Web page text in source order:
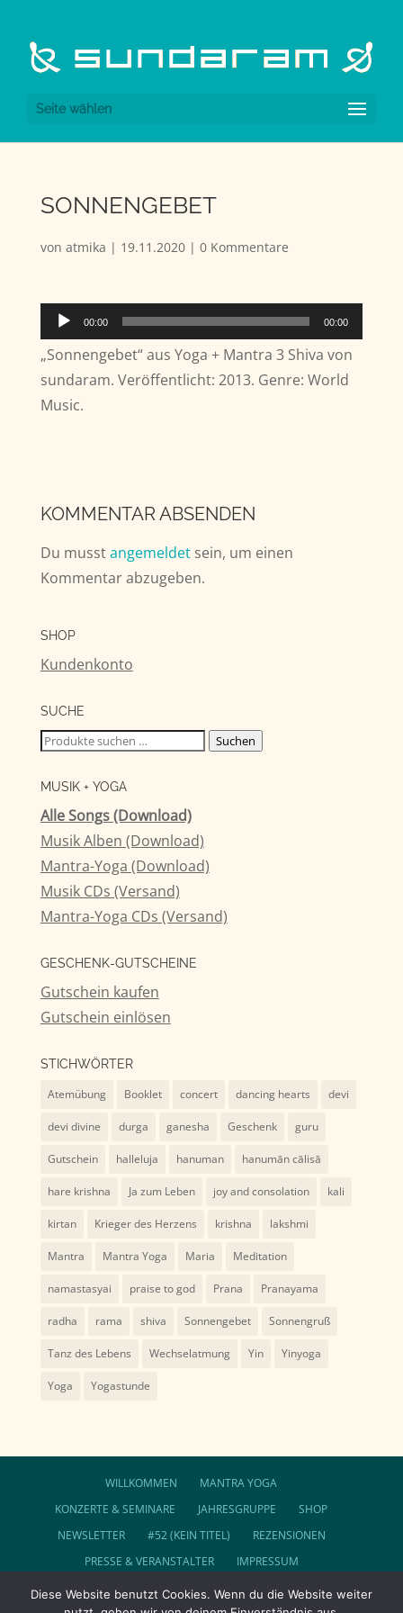
Seite wählen
SONNENGEBET
von atmika | 19.11.2020| 0 Kommentare
Audio-
Player
00:00 00:00
„Sonnengebet“ aus Yoga + Mantra 3 Shiva von
sundaram. Veröffentlicht: 2013. Genre: World
Music.
KOMMENTAR ABSENDEN
Du musstangemeldetsein, um einen
Kommentar abzugeben.
SHOP
Kundenkonto
SUCHE
Suchen
Suchen
MUSIK + YOGA
Alle Songs (Download)
Musik Alben (Download)
Mantra-Yoga (Download)
Musik CDs (Versand)
Mantra-Yoga CDs (Versand)
GESCHENK-GUTSCHEINE
Gutschein kaufen
Gutschein einlösen
STICHWÖRTER
Atemübung Booklet concert dancing hearts devi
devi divine durga ganesha Geschenk guru
Gutschein halleluja hanuman hanumān cālisā
hare krishna Ja zum Leben joy and consolation kali
kirtan Krieger des Herzens krishna lakshmi
Mantra Mantra Yoga Maria Meditation
namastasyai praise to god Prana Pranayama
radha rama shiva Sonnengebet Sonnengruß
Tanz des Lebens Wechselatmung Yin Yinyoga
Yoga Yogastunde
WILLKOMMEN
MANTRA YOGA
KONZERTE & SEMINARE
JAHRESGRUPPE
SHOP
NEWSLETTER
#52 (KEIN TITEL)
REZENSIONEN
PRESSE & VERANSTALTER
IMPRESSUM
DATENSCHUTZ
Diese Website benutzt Cookies. Wenn du die Website weiter